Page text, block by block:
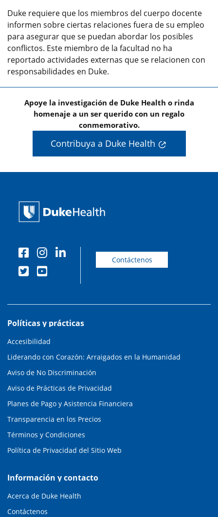
Duke requiere que los miembros del cuerpo docente
informen sobre ciertas relaciones fuera de su empleo
para asegurar que se puedan abordar los posibles
conflictos. Este miembro de la facultad no ha
reportado actividades externas que se relacionen con
responsabilidades en Duke.
Apoye la investigación de Duke Health o rinda
homenaje a un ser querido con un regalo
conmemorativo.
Contribuya a Duke Health
Contáctenos
Políticas y prácticas
Accesibilidad
Liderando con Corazón: Arraigados en la Humanidad
Aviso de No Discriminación
Aviso de Prácticas de Privacidad
Planes de Pago y Asistencia Financiera
Transparencia en los Precios
Términos y Condiciones
Política de Privacidad del Sitio Web
Información y contacto
Acerca de Duke Health
Contáctenos